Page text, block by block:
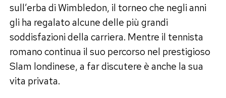
sull’erba di Wimbledon, il torneo che negli anni
gli ha regalato alcune delle più grandi
soddisfazioni della carriera. Mentre il tennista
romano continua il suo percorso nel prestigioso
Slam londinese, a far discutere è anche la sua
vita privata.